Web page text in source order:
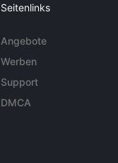
Seitenlinks
Angebote
Werben
Support
DMCA